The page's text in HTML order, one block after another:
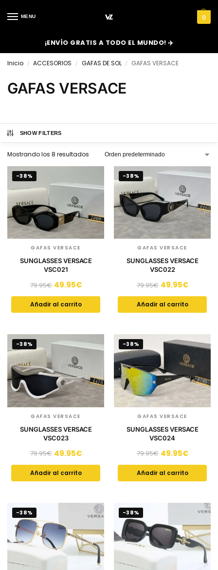
MENU 0
¡ENVÍO GRATIS A TODO EL MUNDO! ✈️
Inicio / ACCESORIOS / GAFAS DE SOL / GAFAS VERSACE
GAFAS VERSACE
SHOW FILTERS
Mostrando los 8 resultados
-38%
GAFAS VERSACE
SUNGLASSES VERSACE
VSC021
79.95€ 49.95€
Añadir al carrito
-38%
GAFAS VERSACE
SUNGLASSES VERSACE
VSC022
79.95€ 49.95€
Añadir al carrito
-38%
GAFAS VERSACE
SUNGLASSES VERSACE
VSC023
79.95€ 49.95€
Añadir al carrito
-38%
GAFAS VERSACE
SUNGLASSES VERSACE
VSC024
79.95€ 49.95€
Añadir al carrito
-38% -38%